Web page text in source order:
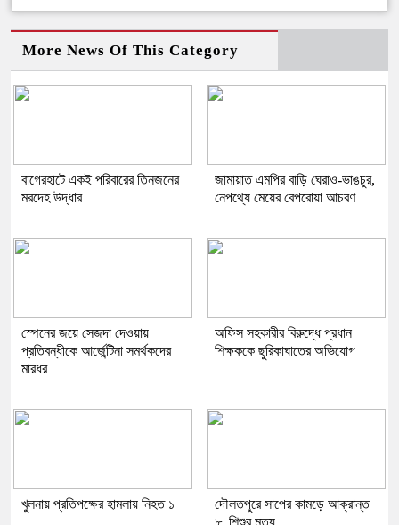
More News Of This Category
বাগেরহাটে একই পরিবারের তিনজনের
মরদেহ উদ্ধার
জামায়াত এমপির বাড়ি ঘেরাও-ভাঙচুর,
নেপথ্যে মেয়ের বেপরোয়া আচরণ
স্পেনের জয়ে সেজদা দেওয়ায়
প্রতিবন্ধীকে আর্জেন্টিনা সমর্থকদের
মারধর
অফিস সহকারীর বিরুদ্ধে প্রধান
শিক্ষককে ছুরিকাঘাতের অভিযোগ
খুলনায় প্রতিপক্ষের হামলায় নিহত ১
দৌলতপুরে সাপের কামড়ে আক্রান্ত
৮, শিশুর মৃত্যু